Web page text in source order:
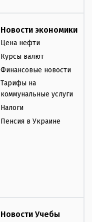
Новости экономики
Цена нефти
Курсы валют
Финансовые новости
Тарифы на
коммунальные услуги
Налоги
Пенсия в Украине
Новости Учебы